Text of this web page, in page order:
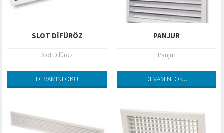
SLOT DIFÜRÖZ
Slot Difüröz
DEVAMINI OKU
PANJUR
Panjur
DEVAMINI OKU